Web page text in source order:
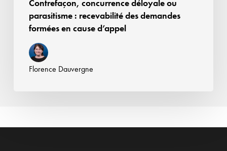
Contrefaçon, concurrence déloyale ou
parasitisme : recevabilité des demandes
formées en cause d’appel
Florence Dauvergne